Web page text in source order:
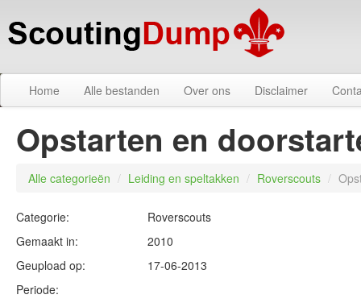
Home Alle bestanden Over ons Disclaimer
Opstarten en
Alle categorieën / Leiding en speltakken / Roverscouts /
Categorie:
Roverscouts
Gemaakt in:
2010
Geupload op:
17-06-2013
Periode: